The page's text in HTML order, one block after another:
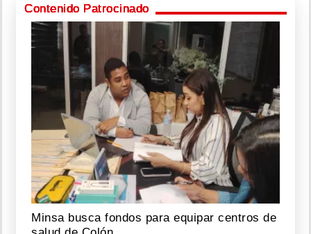
Contenido Patrocinado
Minsa busca fondos para equipar centros de